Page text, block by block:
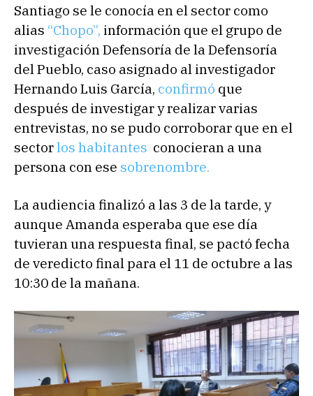
Santiago se le conocía en el sector como
alias “Chopo”, información que el grupo de
investigación Defensoría de la Defensoría
del Pueblo, caso asignado al investigador
Hernando Luis García, confirmó que
después de investigar y realizar varias
entrevistas, no se pudo corroborar que en el
sectorlos habitantes conocieran a una
persona con ese sobrenombre.
La audiencia finalizó a las 3 de la tarde, y
aunque Amanda esperaba que ese día
tuvieran una respuesta final, se pactó fecha
de veredicto final para el 11 de octubre a las
10:30 de la mañana.